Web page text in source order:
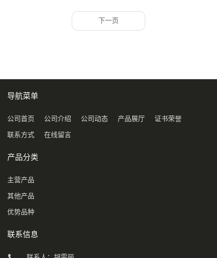
下一页
导航菜单
公司首页 公司介绍 公司动态 产品展厅 证书荣誉
联系方式 在线留言
产品分类
主营产品
其他产品
优势品种
联系信息